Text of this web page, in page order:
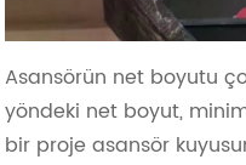
Asansörün net boyutu
yöndeki net boyut,
bir proje asansör